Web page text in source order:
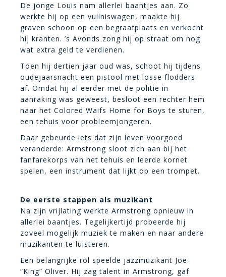
De jonge Louis nam allerlei baantjes aan. Zo
werkte hij op een vuilniswagen, maakte hij
graven schoon op een begraafplaats en verkocht
hij kranten. ’s Avonds zong hij op straat om nog
wat extra geld te verdienen.
Toen hij dertien jaar oud was, schoot hij tijdens
oudejaarsnacht een pistool met losse flodders
af. Omdat hij al eerder met de politie in
aanraking was geweest, besloot een rechter hem
naar het Colored Waifs Home for Boys te sturen,
een tehuis voor probleemjongeren.
Daar gebeurde iets dat zijn leven voorgoed
veranderde: Armstrong sloot zich aan bij het
fanfarekorps van het tehuis en leerde kornet
spelen, een instrument dat lijkt op een trompet.
De eerste stappen als muzikant
Na zijn vrijlating werkte Armstrong opnieuw in
allerlei baantjes. Tegelijkertijd probeerde hij
zoveel mogelijk muziek te maken en naar andere
muzikanten te luisteren.
Een belangrijke rol speelde jazzmuzikant Joe
“King” Oliver. Hij zag talent in Armstrong, gaf